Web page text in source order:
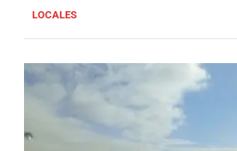
LOCALES